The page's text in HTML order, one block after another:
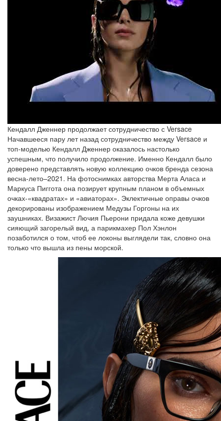
Кендалл Дженнер продолжает сотрудничество с Versace
Начавшееся пару лет назад сотрудничество между Versace и
топ-моделью Кендалл Дженнер оказалось настолько
успешным, что получило продолжение. Именно Кендалл было
доверено представлять новую коллекцию очков бренда сезона
весна-лето–2021. На фотоснимках авторства Мерта Аласа и
Маркуса Пиггота она позирует крупным планом в объемных
очках-«квадратах» и «авиаторах». Эклектичные оправы очков
декорированы изображением Медузы Горгоны на их
заушниках. Визажист Лючия Пьерони придала коже девушки
сияющий загорелый вид, а парикмахер Пол Хэнлон
позаботился о том, чтоб ее локоны выглядели так, словно она
только что вышла из пены морской.